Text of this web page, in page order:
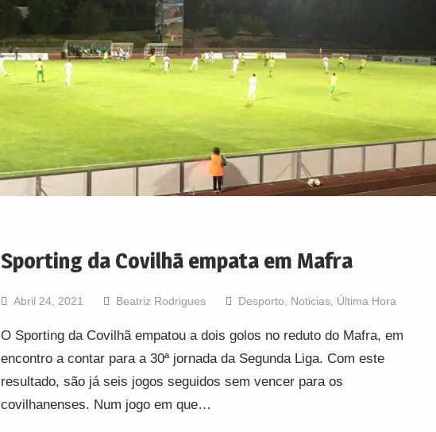
Sporting da Covilhã empata em Mafra
Abril 24, 2021 Beatriz Rodrigues Desporto Noticias, Última Hora
O Sporting da Covilhã empatou a dois golos no reduto do Mafra, em
encontro a contar para a 30ª jornada da Segunda Liga. Com este
resultado, são já seis jogos seguidos sem vencer para os
covilhanenses. Num jogo em que…